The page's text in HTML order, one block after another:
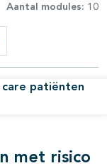
Aantal modules: 10
care patiënten
met risico